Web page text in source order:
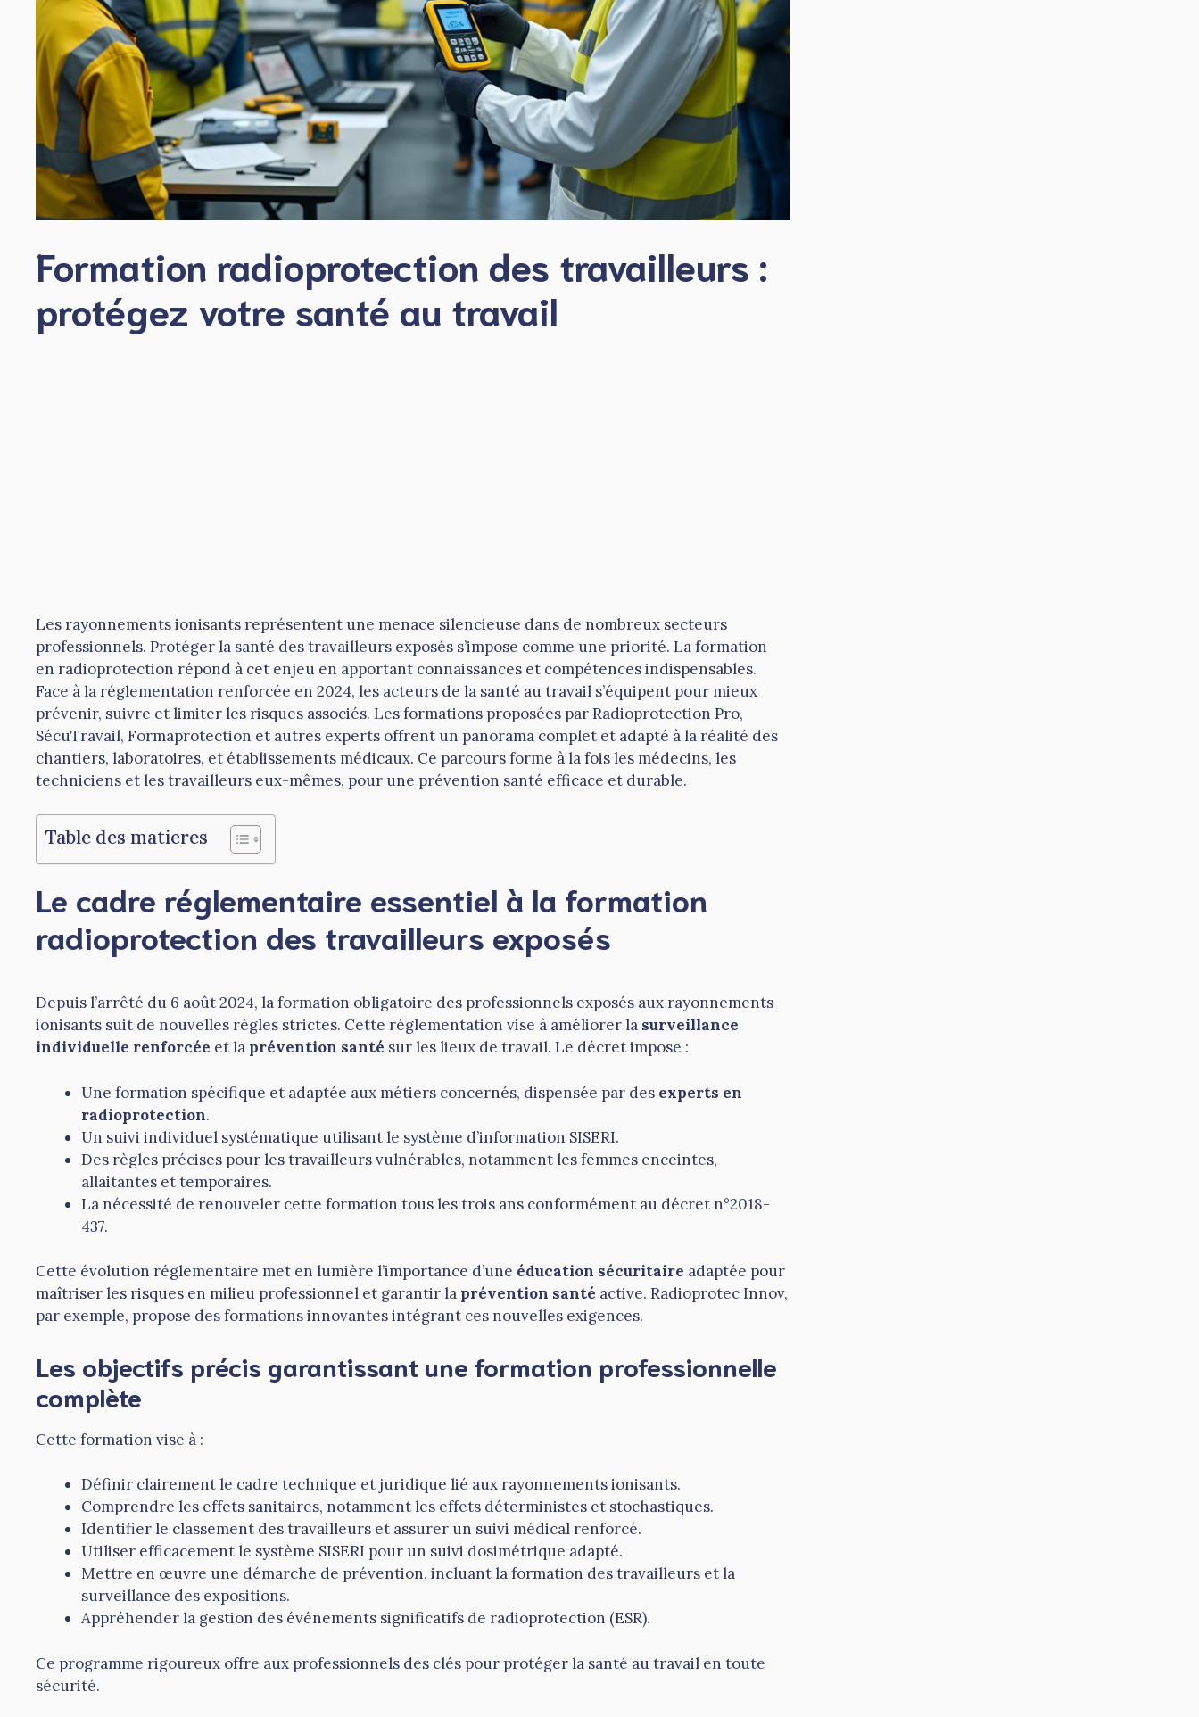
Formation radioprotection des travailleurs :
protégez votre santé au travail
Les rayonnements ionisants représentent une menace silencieuse dans de nombreux secteurs
professionnels. Protéger la santé des travailleurs exposés s’impose comme une priorité. La formation
en radioprotection répond à cet enjeu en apportant connaissances et compétences indispensables.
Face à la réglementation renforcée en 2024, les acteurs de la santé au travail s’équipent pour mieux
prévenir, suivre et limiter les risques associés. Les formations proposées par Radioprotection Pro,
SécuTravail, Formaprotection et autres experts offrent un panorama complet et adapté à la réalité des
chantiers, laboratoires, et établissements médicaux. Ce parcours forme à la fois les médecins, les
techniciens et les travailleurs eux-mêmes, pour une prévention santé efficace et durable.
Table des matieres
Le cadre réglementaire essentiel à la formation
radioprotection des travailleurs exposés
Depuis l’arrêté du 6 août 2024, la formation obligatoire des professionnels exposés aux rayonnements
ionisants suit de nouvelles règles strictes. Cette réglementation vise à améliorer la surveillance
individuelle renforcée et la prévention santé sur les lieux de travail. Le décret impose :
Une formation spécifique et adaptée aux métiers concernés, dispensée par des experts en
radioprotection.
Un suivi individuel systématique utilisant le système d’information SISERI.
Des règles précises pour les travailleurs vulnérables, notamment les femmes enceintes,
allaitantes et temporaires.
La nécessité de renouveler cette formation tous les trois ans conformément au décret n°2018-
437.
Cette évolution réglementaire met en lumière l’importance d’une éducation sécuritaire adaptée pour
maîtriser les risques en milieu professionnel et garantir la prévention santé active. Radioprotec Innov,
par exemple, propose des formations innovantes intégrant ces nouvelles exigences.
Les objectifs précis garantissant une formation professionnelle
complète
Cette formation vise à :
Définir clairement le cadre technique et juridique lié aux rayonnements ionisants.
Comprendre les effets sanitaires, notamment les effets déterministes et stochastiques.
Identifier le classement des travailleurs et assurer un suivi médical renforcé.
Utiliser efficacement le système SISERI pour un suivi dosimétrique adapté.
Mettre en œuvre une démarche de prévention, incluant la formation des travailleurs et la
surveillance des expositions.
Appréhender la gestion des événements significatifs de radioprotection (ESR).
Ce programme rigoureux offre aux professionnels des clés pour protéger la santé au travail en toute
sécurité.